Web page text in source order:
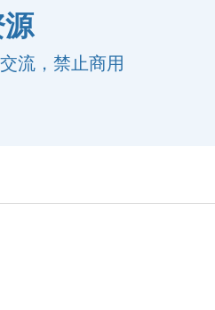
流，禁止商用